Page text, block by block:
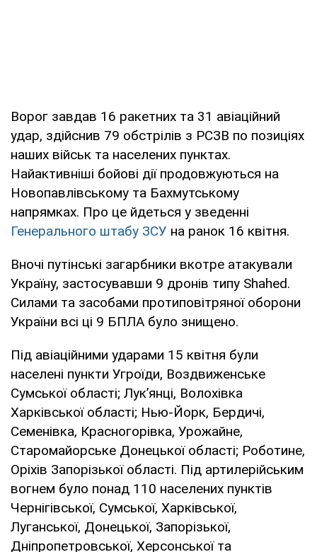
Ворог завдав 16 ракетних та 31 авіаційний
удар, здійснив 79 обстрілів з РСЗВ по позиціях
наших військ та населених пунктах.
Найактивніші бойові дії продовжуються на
Новопавлівському та Бахмутському
напрямках. Про це йдеться у зведенні
Генерального штабу ЗСУ на ранок 16 квітня.
Вночі путінські загарбники вкотре атакували
Україну, застосувавши 9 дронів типу Shahed.
Силами та засобами протиповітряної оборони
України всі ці 9 БПЛА було знищено.
Під авіаційними ударами 15 квітня були
населені пункти Угроїди, Воздвиженське
Сумської області; Лук’янці, Волохівка
Харківської області; Нью-Йорк, Бердичі,
Семенівка, Красногорівка, Урожайне,
Старомайорське Донецької області; Роботине,
Оріхів Запорізької області. Під артилерійським
вогнем було понад 110 населених пунктів
Чернігівської, Сумської, Харківської,
Луганської, Донецької, Запорізької,
Дніпропетровської, Херсонської та